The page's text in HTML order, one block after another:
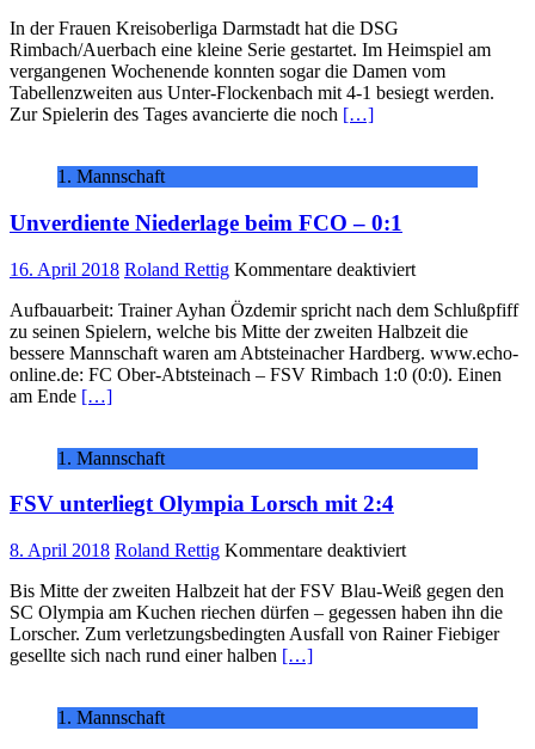
Samira
Hutmacher
In der Frauen Kreisoberliga Darmstadt hat die DSG
Rimbach/Auerbach eine kleine Serie gestartet. Im Heimspiel am
vergangenen Wochenende konnten sogar die Damen vom
Tabellenzweiten aus Unter-Flockenbach mit 4-1 besiegt werden.
Zur Spielerin des Tages avancierte die noch […]
1. Mannschaft
Unverdiente Niederlage beim FCO – 0:1
16. April 2018 Roland Rettig Kommentare deaktiviertfür
Niederlage
beim
FCO
–
Aufbauarbeit: Trainer Ayhan Özdemir spricht nach dem Schlußpfiff
zu seinen Spielern, welche bis Mitte der zweiten Halbzeit die
bessere Mannschaft waren am Abtsteinacher Hardberg. www.echo-
online.de: FC Ober-Abtsteinach – FSV Rimbach 1:0 (0:0). Einen
am Ende […]
1. Mannschaft
FSV unterliegt Olympia Lorsch mit 2:4
8. April 2018 Roland Rettig Kommentare deaktiviertfür
unterliegt
Olympia
Lorsch
Bis Mitte der zweiten Halbzeit hat der FSV Blau-Weiß gegen den
SC Olympia am Kuchen riechen dürfen – gegessen haben ihn die
Lorscher. Zum verletzungsbedingten Ausfall von Rainer Fiebiger
gesellte sich nach rund einer halben […]
1. Mannschaft